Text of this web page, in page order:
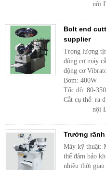
nội Dia
Bolt end
supplier
Trọng lượng
động cơ máy
động cơ
Bơm: 400W
Tốc độ: 80-
Cắt cụ thể: ra
nội Dia
Trưởng
Máy kỹ thuật:
thể đảm bảo
nhiều thời